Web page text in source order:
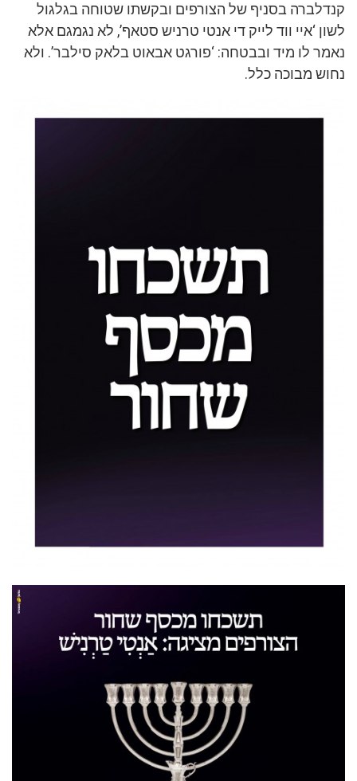
קנדלברה בסניף של הצורפים ובקשתו שטוחה בגלגול
לשון ‘איי ווד לייק די אנטי טרניש סטאף’, לא נגמגם אלא
נאמר לו מיד ובבטחה: ‘פורגט אבאוט בלאק סילבר’. ולא
נחוש מבוכה כלל.